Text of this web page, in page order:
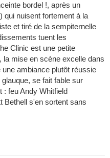
bordel !, après un
qui nuisent fortement à la
et tiré de la sempiternelle
tuent les
Clinic est une petite
la mise en scène excelle dans
ambiance plutôt réussie
se fait fable sur
: feu Andy Whitfield
Bethell s'en sortent sans